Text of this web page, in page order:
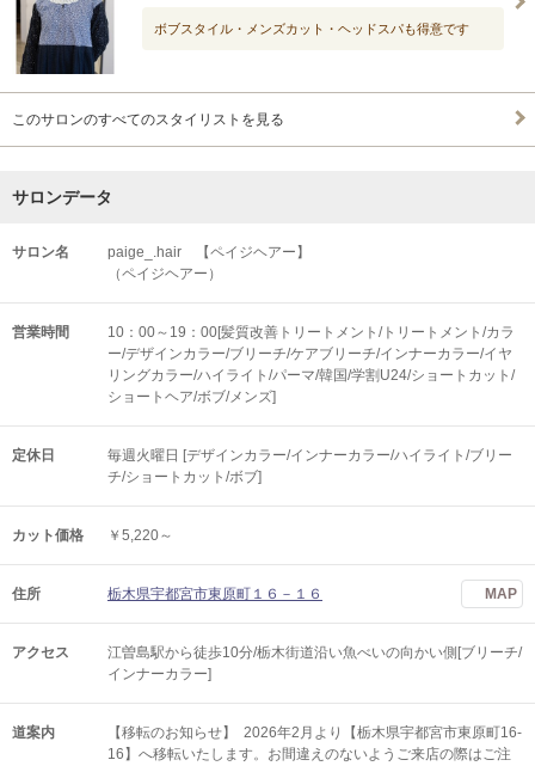
ボブスタイル・メンズカット・ヘッドスパも得意です
このサロンのすべてのスタイリストを見る
サロンデータ
サロン名
paige_.hair 【ペイジヘアー】
（ペイジヘアー）
営業時間
10：00～19：00[髪質改善トリートメント/トリートメント/カラ
ー/デザインカラー/ブリーチ/ケアブリーチ/インナーカラー/イヤ
リングカラー/ハイライト/パーマ/韓国/学割U24/ショートカット/
ショートヘア/ボブ/メンズ]
定休日
毎週火曜日 [デザインカラー/インナーカラー/ハイライト/ブリー
チ/ショートカット/ボブ]
カット価格 ￥5,220～
住所 栃木県宇都宮市東原町１６－１６ MAP
アクセス
江曽島駅から徒歩10分/栃木街道沿い魚べいの向かい側[ブリーチ/
インナーカラー]
道案内
【移転のお知らせ】 2026年2月より【栃木県宇都宮市東原町16-
16】へ移転いたします。お間違えのないようご来店の際はご注